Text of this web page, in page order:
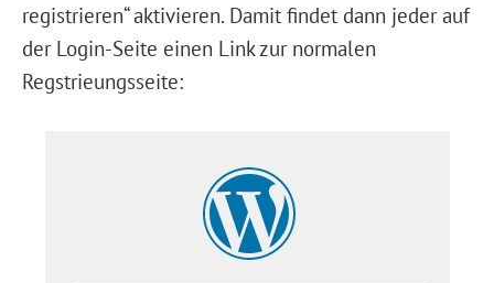
registrieren“ aktivieren. Damit findet dann jeder auf
der Login-Seite einen Link zur normalen
Regstrieungsseite: